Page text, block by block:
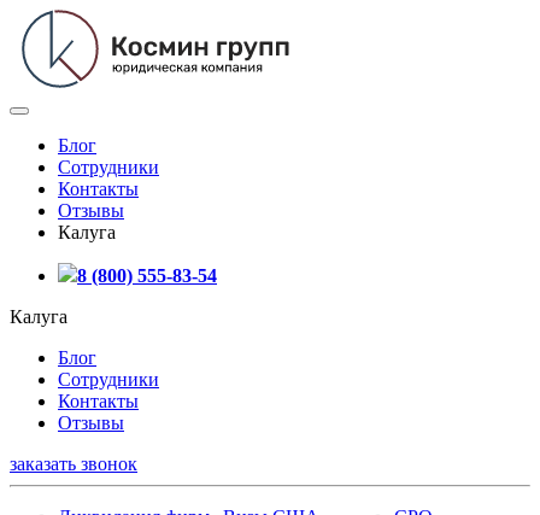
Блог
Сотрудники
Контакты
Отзывы
Калуга
8 (800) 555-83-54
Калуга
Блог
Сотрудники
Контакты
Отзывы
заказать звонок